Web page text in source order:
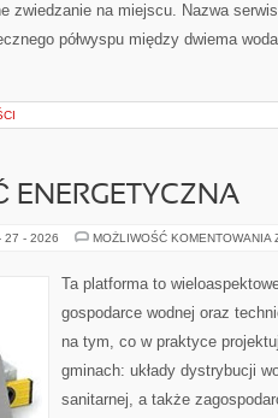
zwiedzanie na miejscu. Nazwa
półwyspu między dwiema
ENERGETYCZNA
27 - 2026 MOŻLIWOŚĆ KOMENTOWANIA
Ta platforma to
gospodarce wodnej oraz
na tym, co w praktyce
gminach: układy dystrybucji
sanitarnej, a także